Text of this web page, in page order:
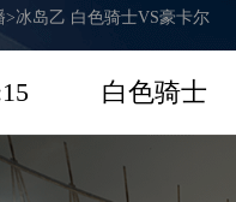
>冰岛乙 白色骑士VS豪卡尔
白色骑士